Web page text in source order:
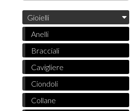
Gioielli
Anelli
Bracciali
Cavigliere
Ciondoli
Collane